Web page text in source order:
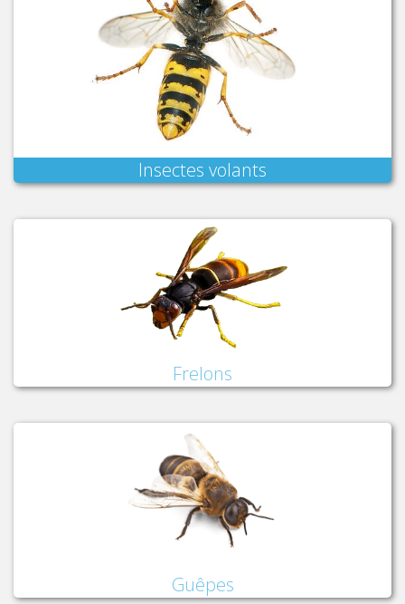
Insectes volants
Frelons
Guêpes